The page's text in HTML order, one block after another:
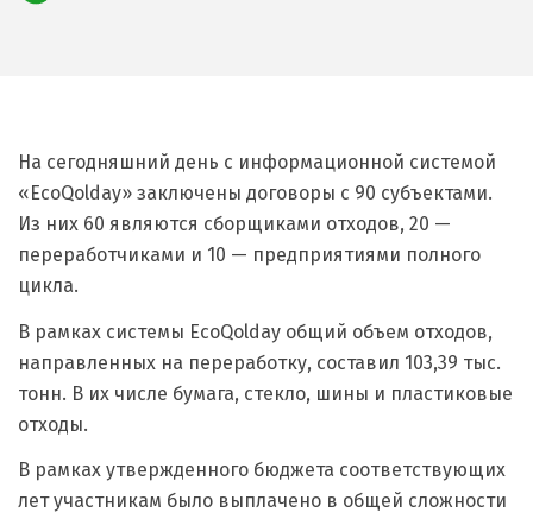
На сегодняшний день с информационной системой
«EcoQolday» заключены договоры с 90 субъектами.
Из них 60 являются сборщиками отходов, 20 —
переработчиками и 10 — предприятиями полного
цикла.
В рамках системы EcoQolday общий объем отходов,
направленных на переработку, составил 103,39 тыс.
тонн. В их числе бумага, стекло, шины и пластиковые
отходы.
В рамках утвержденного бюджета соответствующих
лет участникам было выплачено в общей сложности